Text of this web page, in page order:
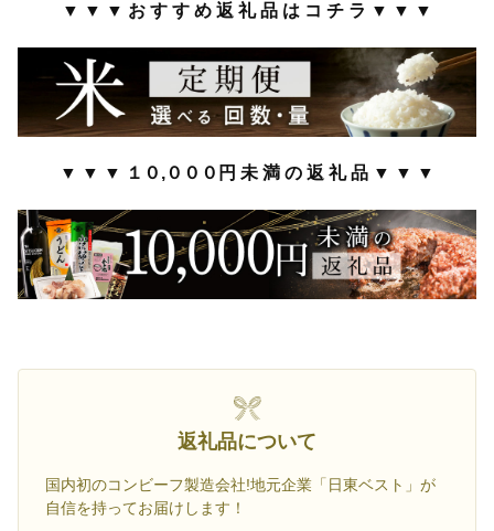
▼ ▼ ▼ お す す め 返 礼 品 は コ チ ラ ▼ ▼ ▼
▼ ▼ ▼ １０,０００円 未 満 の 返 礼 品 ▼ ▼ ▼
返礼品について
国内初のコンビーフ製造会社!地元企業「日東ベスト」が
自信を持ってお届けします！